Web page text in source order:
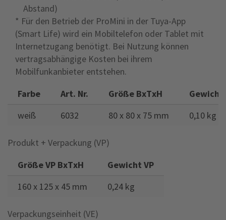
Abstand)
* Für den Betrieb der ProMini in der Tuya-App
(Smart Life) wird ein Mobiltelefon oder Tablet mit
Internetzugang benötigt. Bei Nutzung können
vertragsabhängige Kosten bei ihrem
Mobilfunkanbieter entstehen.
Farbe
Art. Nr. Größe BxTxH
Gewicht
weiß
6032 80 x 80 x 75 mm 0,10 kg
Produkt + Verpackung (VP)
Größe VP BxTxH
Gewicht VP
160 x 125 x 45 mm
0,24 kg
Verpackungseinheit (VE)